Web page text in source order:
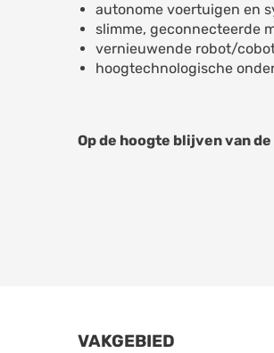
autonome voertuigen en
slimme, geconnecteerde
vernieuwende robot/
hoogtechnologische
Op de hoogte blijven van
VAKGEBIED